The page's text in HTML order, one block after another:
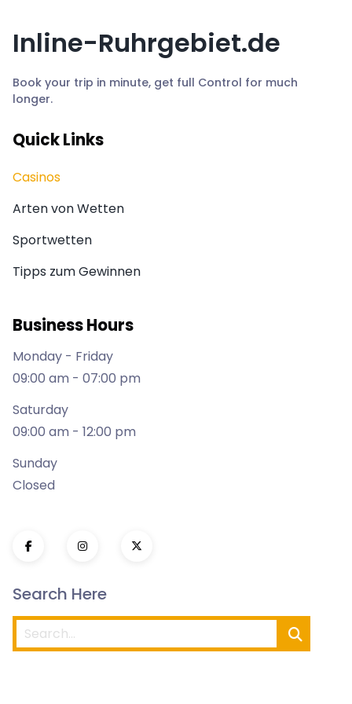
Inline-Ruhrgebiet.de
Book your trip in minute, get full Control for much
longer.
Quick Links
Casinos
Arten von Wetten
Sportwetten
Tipps zum Gewinnen
Business Hours
Monday - Friday
09:00 am - 07:00 pm
Saturday
09:00 am - 12:00 pm
Sunday
Closed
Search Here